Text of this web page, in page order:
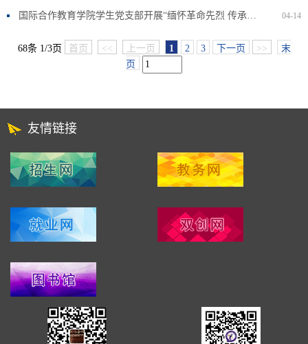
04-14
68条 1/3页 首页 << 上一页 1 2 3 下一页 >>
末
页
友情链接